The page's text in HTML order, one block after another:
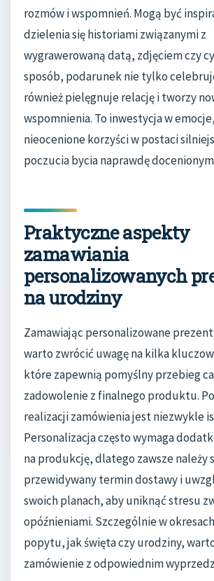
rozmów i wspomnień. Mogą być
dzielenia się historiami związanymi z
wygrawerowaną datą, zdjęciem czy
sposób, podarunek nie tylko
również pielęgnuje relację i tworzy
wspomnienia. To inwestycja w
nieocenione korzyści w postaci
poczucia bycia naprawdę
Praktyczne aspekty
zamawiania
personalizowanych
na urodziny
Zamawiając personalizowane
warto zwrócić uwagę na kilka
które zapewnią pomyślny przebieg
zadowolenie z finalnego produktu.
realizacji zamówienia jest niezwykle
Personalizacja często wymaga
na produkcję, dlatego zawsze należy
przewidywany termin dostawy i
swoich planach, aby uniknąć stresu
opóźnieniami. Szczególnie w
popytu, jak święta czy urodziny,
zamówienie z odpowiednim